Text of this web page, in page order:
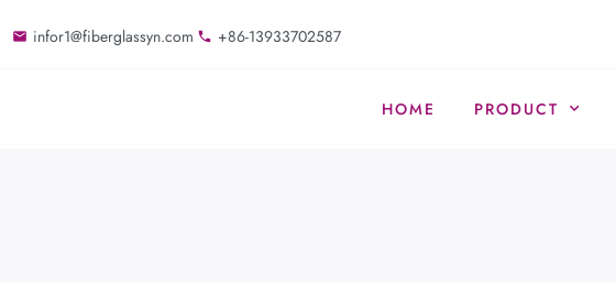
infor1@fiberglassyn.com +86-13933702587
HOME PRODUCT